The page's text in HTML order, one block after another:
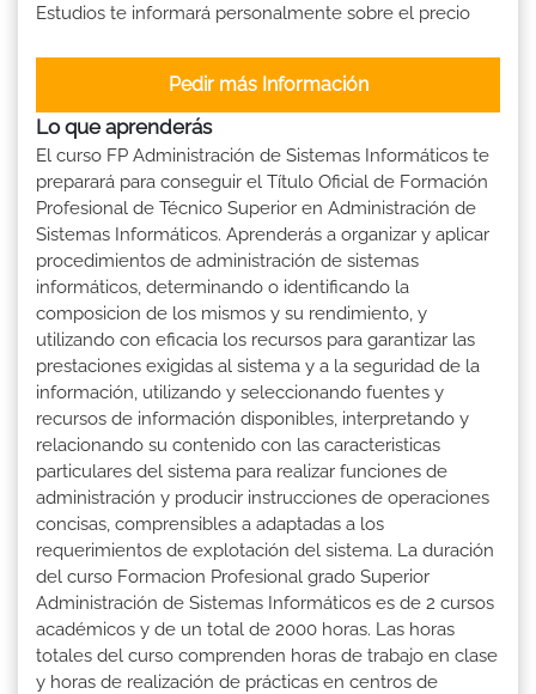
Estudios te informará personalmente sobre el precio
Pedir más Información
Lo que aprenderás
El curso FP Administración de Sistemas Informáticos te
preparará para conseguir el Título Oficial de Formación
Profesional de Técnico Superior en Administración de
Sistemas Informáticos. Aprenderás a organizar y aplicar
procedimientos de administración de sistemas
informáticos, determinando o identificando la
composicion de los mismos y su rendimiento, y
utilizando con eficacia los recursos para garantizar las
prestaciones exigidas al sistema y a la seguridad de la
información, utilizando y seleccionando fuentes y
recursos de información disponibles, interpretando y
relacionando su contenido con las caracteristicas
particulares del sistema para realizar funciones de
administración y producir instrucciones de operaciones
concisas, comprensibles a adaptadas a los
requerimientos de explotación del sistema. La duración
del curso Formacion Profesional grado Superior
Administración de Sistemas Informáticos es de 2 cursos
académicos y de un total de 2000 horas. Las horas
totales del curso comprenden horas de trabajo en clase
y horas de realización de prácticas en centros de